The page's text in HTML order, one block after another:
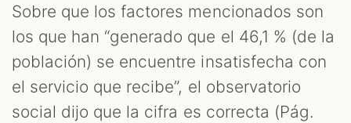
Sobre que los factores mencionados son
los que han “generado que el 46,1 % (de la
población) se encuentre insatisfecha con
el servicio que recibe”, el observatorio
social dijo que la cifra es correcta (Pág.